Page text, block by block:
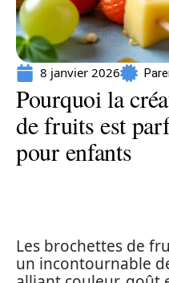
8 janvier 2026
Pourquoi la
de fruits est
pour enfants
Les brochettes de
un incontournable